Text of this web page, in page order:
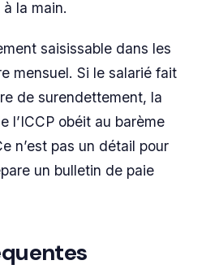
la main.
saisissable dans les
mensuel. Si le salarié fait
de surendettement, la
l’ICCP obéit au barème
n’est pas un détail pour
un bulletin de paie